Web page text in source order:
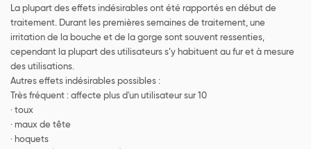
La plupart des effets indésirables ont été rapportés en début de
traitement. Durant les premières semaines de traitement, une
irritation de la bouche et de la gorge sont souvent ressenties,
cependant la plupart des utilisateurs s’y habituent au fur et à mesure
des utilisations.
Autres effets indésirables possibles :
Très fréquent : affecte plus d'un utilisateur sur 10
· toux
· maux de tête
· hoquets